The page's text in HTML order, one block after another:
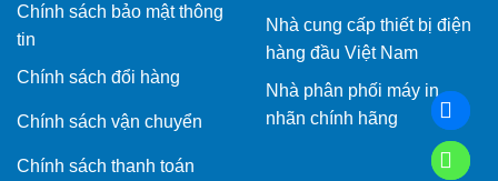
Chính sách bảo mật thông
tin
Chính sách đổi hàng
Chính sách vận chuyển
Chính sách thanh toán
Nhà cung cấp thiết bị điện
hàng đầu Việt Nam
Nhà phân phối máy in
nhãn chính hãng